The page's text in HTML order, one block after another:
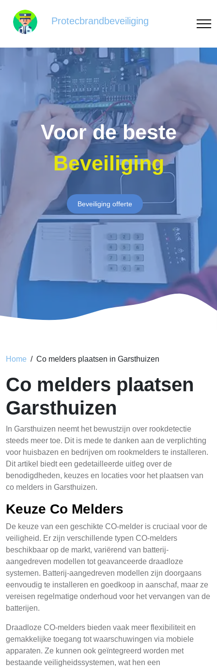
Protecbrandbeveiliging
Voor de beste
Beveiliging
Beveiliging offerte
Home Co melders plaatsen in Garsthuizen
Co melders plaatsen
Garsthuizen
In Garsthuizen neemt het bewustzijn over rookdetectie
steeds meer toe. Dit is mede te danken aan de verplichting
voor huisbazen en bedrijven om rookmelders te installeren.
Dit artikel biedt een gedetailleerde uitleg over de
benodigdheden, keuzes en locaties voor het plaatsen van
co melders in Garsthuizen.
Keuze Co Melders
De keuze van een geschikte CO-melder is cruciaal voor de
veiligheid. Er zijn verschillende typen CO-melders
beschikbaar op de markt, variërend van batterij-
aangedreven modellen tot geavanceerde draadloze
systemen. Batterij-aangedreven modellen zijn doorgaans
eenvoudig te installeren en goedkoop in aanschaf, maar ze
vereisen regelmatige onderhoud voor het vervangen van de
batterijen.
Draadloze CO-melders bieden vaak meer flexibiliteit en
gemakkelijke toegang tot waarschuwingen via mobiele
apparaten. Ze kunnen ook geïntegreerd worden met
bestaande veiligheidssystemen, wat hen een